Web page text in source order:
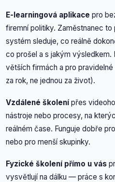
E-learningová aplikace pro
firemní politiky. Zaměstnanec
systém sleduje, co reálně
co prošel a s jakým výsledkem.
větších firmách a pro
za rok, ne jednou za život).
Vzdálené školenípřes
nástroje nebo procesy, na
reálném čase. Funguje dobře
nebo pro menší skupinky.
Fyzické školení přímo u vás
vysvětlují na dálku — práce s